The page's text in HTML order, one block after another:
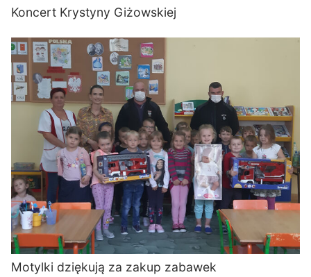
Koncert Krystyny Giżowskiej
Motylki dziękują za zakup zabawek